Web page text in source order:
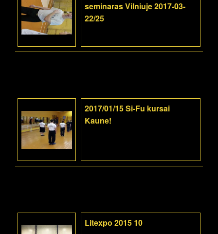
seminaras Vilniuje 2017-03-
22/25
2017/01/15 Si-Fu kursai
Kaune!
Litexpo 2015 10